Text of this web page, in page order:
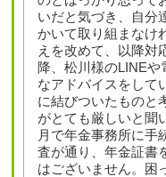
いだと気づき、自分
かいて取り組まなけ
えを改めて、以降対
降、松川様のLINE
なアドバイスをして
に結びついたものと
がとても厳しいと聞
月で年金事務所に手
査が通り、年金証書
はございません。困